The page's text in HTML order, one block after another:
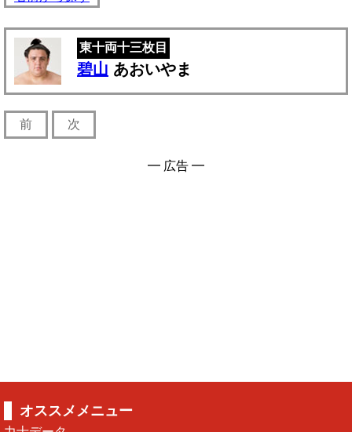
東十両十三枚目
碧山 あおいやま
前 次
━ 広告 ━
オススメメニュー